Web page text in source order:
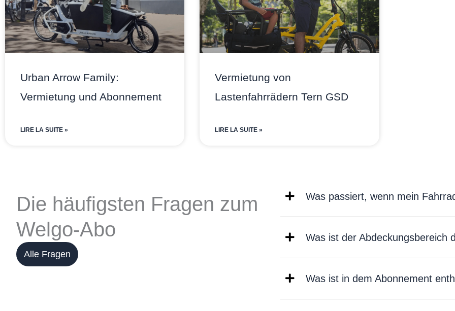
Urban Arrow Family:
Vermietung und Abonnement
LIRE LA SUITE »
Vermietung von
Lastenfahrrädern Tern GSD
LIRE LA SUITE »
Die häufigsten Fragen zum
Welgo-Abo
Alle Fragen
Was passiert, wenn mein
Was ist der Abdeckungsbereich
Was ist in dem Abonnement